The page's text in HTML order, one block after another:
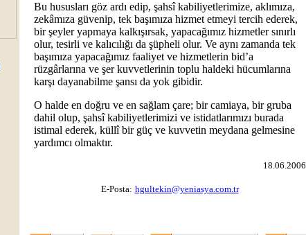
Bu hususları göz ardı edip, şahsî kabiliyetlerimize, aklımıza,
zekâmıza güvenip, tek başımıza hizmet etmeyi tercih ederek,
bir şeyler yapmaya kalkışırsak, yapacağımız hizmetler sınırlı
olur, tesirli ve kalıcılığı da şüpheli olur. Ve aynı zamanda tek
başımıza yapacağımız faaliyet ve hizmetlerin bid’a
rüzgârlarına ve şer kuvvetlerinin toplu haldeki hücumlarına
karşı dayanabilme şansı da yok gibidir.
O halde en doğru ve en sağlam çare; bir camiaya, bir gruba
dahil olup, şahsî kabiliyetlerimizi ve istidatlarımızı burada
istimal ederek, küllî bir güç ve kuvvetin meydana gelmesine
yardımcı olmaktır.
18.06.2006
E-Posta: hgultekin@yeniasya.com.tr